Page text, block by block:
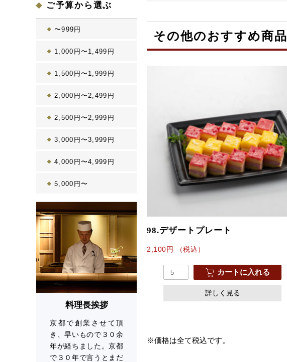
ご予算から選ぶ
〜999円
1,000円〜1,499円
1,500円〜1,999円
2,000円〜2,499円
2,500円〜2,999円
3,000円〜3,999円
4,000円〜4,999円
5,000円〜
料理長挨拶
京都で創業させて頂
き、早いもので３０余
年が経ちました。京都
で３０年で言うとまだ
その他のおすすめ商品
98.デザートプレート
2,100円 （税込）
カートに入れる
詳しく見る
※価格は全て税込です。